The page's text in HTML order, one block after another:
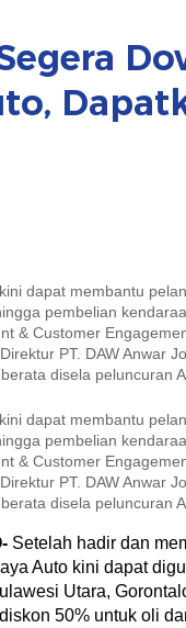
dapat membantu
pembelian
& Customer
PT. DAW Anwar
disela peluncuran
dapat membantu
pembelian
& Customer
PT. DAW Anwar
disela peluncuran
Setelah hadir dan
Auto kini dapat
Utara,
50% untuk oli